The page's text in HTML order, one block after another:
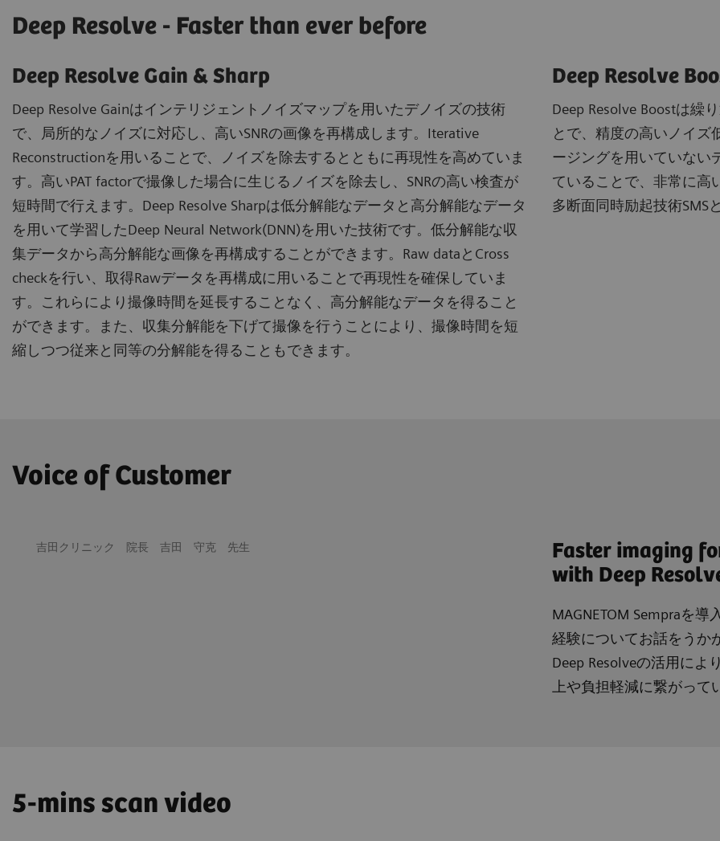
Deep Resolve - Faster than ever before
Deep Resolve Gain & Sharp
Deep Resolve Gainはインテリジェントノイズマップを用いたデノイズの技術
で、局所的なノイズに対応し、高いSNRの画像を再構成します。Iterative
Reconstructionを用いることで、ノイズを除去するとともに再現性を高めていま
す。高いPAT factorで撮像した場合に生じるノイズを除去し、SNRの高い検査が
短時間で行えます。Deep Resolve Sharpは低分解能なデータと高分解能なデータ
を用いて学習したDeep Neural Network(DNN)を用いた技術です。低分解能な収
集データから高分解能な画像を再構成することができます。Raw dataとCross
checkを行い、取得Rawデータを再構成に用いることで再現性を確保していま
す。これらにより撮像時間を延長することなく、高分解能なデータを得ること
ができます。また、収集分解能を下げて撮像を行うことにより、撮像時間を短
縮しつつ従来と同等の分解能を得ることもできます。
Deep Resolve
Deep Resolve Boostは繰
とで、精度の高いノイズ
ージングを用いていない
ていることで、非常に高
多断面同時励起技術SMS
Voice of Customer
吉田クリニック 院長 吉田 守克 先生
Faster imaging
with Deep
MAGNETOM Sempraを
経験についてお話をうか
Deep Resolveの活用に
上や負担軽減に繋がっ
5-mins scan video